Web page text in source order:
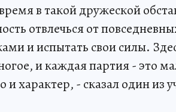
в такой дружеской
отвлечься от
и испытать свои силы.
и каждая партия - это
характер, - сказал один из